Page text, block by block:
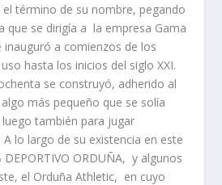
término de su nombre, pegando
que se dirigí­a a la empresa Gama
inauguró a comienzos de los
hasta los inicios del siglo XXI.
se construyó, adherido al
más pequeño que se solí­a
también para jugar
lo largo de su existencia en este
ORDUÑA, y algunos
el Orduña Athletic, en cuyo